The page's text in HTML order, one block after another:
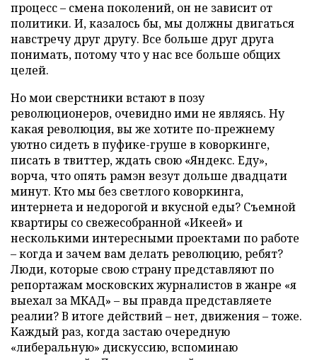
процесс – смена поколений, он не зависит от
политики. И, казалось бы, мы должны двигаться
навстречу друг другу. Все больше друг друга
понимать, потому что у нас все больше общих
целей.
Но мои сверстники встают в позу
революционеров, очевидно ими не являясь. Ну
какая революция, вы же хотите по-прежнему
уютно сидеть в пуфике-груше в коворкинге,
писать в твиттер, ждать свою «Яндекс. Еду»,
ворча, что опять рамэн везут дольше двадцати
минут. Кто мы без светлого коворкинга,
интернета и недорогой и вкусной еды? Съемной
квартиры со свежесобранной «Икеей» и
несколькими интересными проектами по работе
– когда и зачем вам делать революцию, ребят?
Люди, которые свою страну представляют по
репортажам московских журналистов в жанре «я
выехал за МКАД» – вы правда представляете
реалии? В итоге действий – нет, движения – тоже.
Каждый раз, когда застаю очередную
«либеральную» дискуссию, вспоминаю